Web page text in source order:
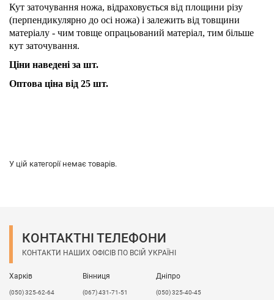
Кут заточування ножа, відраховується від площини різу
(перпендикулярно до осі ножа) і залежить від товщини
матеріалу - чим товще опрацьований матеріал, тим більше
кут заточування.
Ціни наведені за шт.
Оптова ціна від 25 шт.
У цій категорії немає товарів.
КОНТАКТНІ ТЕЛЕФОНИ
КОНТАКТИ НАШИХ ОФІСІВ ПО ВСІЙ УКРАЇНІ
Харків
(050) 325-62-64
Вінниця
(067) 431-71-51
Дніпро
(050) 325-40-45